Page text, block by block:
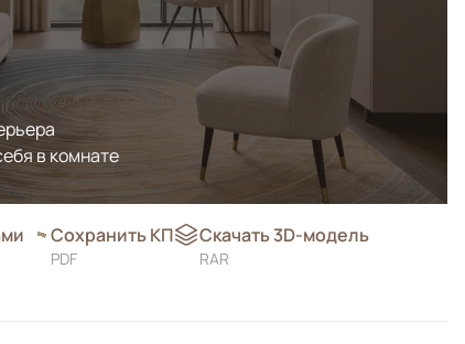
в комнате
Сохранить КП
PDF
Скачать 3D-модель
RAR